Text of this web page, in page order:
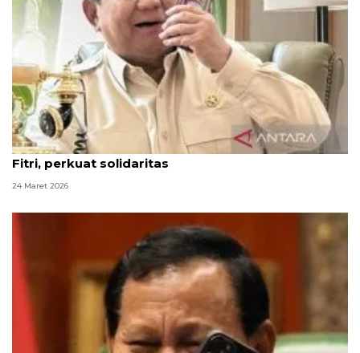
Prabowo telepon Mahmoud Abbas ucapkan Idul
Fitri, perkuat solidaritas
24 Maret 2026